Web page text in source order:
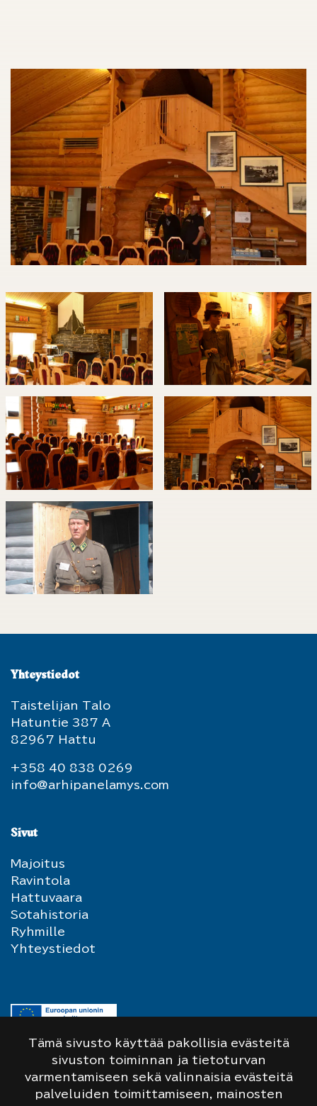
Tämä sivusto käyttää pakollisia evästeitä
sivuston toiminnan ja tietoturvan
varmentamiseen sekä valinnaisia evästeitä
palveluiden toimittamiseen, mainosten
Yhteystiedot
Taistelijan Talo
Hatuntie 387 A
82967 Hattu
+358 40 838 0269
info@arhipanelamys.com
Sivut
Majoitus
Ravintola
Hattuvaara
Sotahistoria
Ryhmille
Yhteystiedot
Sivuston kehittämiseen on saatu Leader-